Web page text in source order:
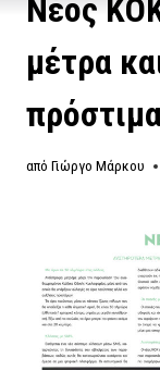
Νέος
μέτρα
από Γιώργο Μάρκου